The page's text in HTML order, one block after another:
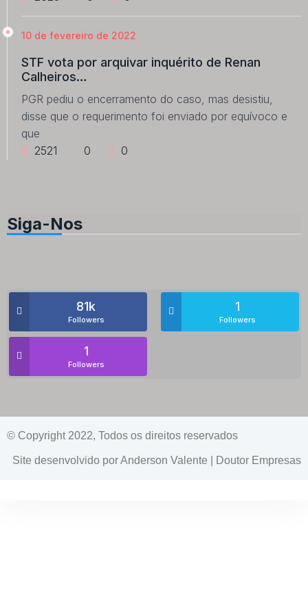
10 de fevereiro de 2022
STF vota por arquivar inquérito de Renan
Calheiros…
PGR pediu o encerramento do caso, mas desistiu,
disse que o requerimento foi enviado por equívoco e
que
2521
0 0
Siga-Nos
81k
Followers
1
Followers
1
Followers
© Copyright 2022, Todos os direitos reservados
Site desenvolvido por Anderson Valente | Doutor Empresas